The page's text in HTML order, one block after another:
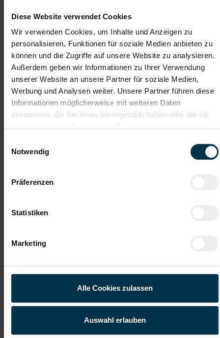
Diese Website verwendet Cookies
Wir verwenden Cookies, um Inhalte und Anzeigen zu
personalisieren, Funktionen für soziale Medien anbieten zu
können und die Zugriffe auf unsere Website zu analysieren.
Außerdem geben wir Informationen zu Ihrer Verwendung
unserer Website an unsere Partner für soziale Medien,
Werbung und Analysen weiter. Unsere Partner führen diese
Informationen möglicherweise mit weiteren Daten
zusammen, die Sie ihnen bereitgestellt haben oder die sie
Notwendig
Präferenzen
Statistiken
Marketing
Alle Cookies zulassen
Auswahl erlauben
Dein nächster Schritt: Werde Teil eines wichtigen
Wenn du Lust hast auf einen sicheren,
verantwortungsvollen Job, in dem Sauberkeit,
Hygiene und Zuverlässigkeit zählen – dann zögere
nicht. Bewirb dich jetzt und starte durch als
Industriereiniger:in im Reinraum!
Details zu diesem Job anzeigen
Lannach für die Pharmaindustrie -
Vollueit (m/w/d)